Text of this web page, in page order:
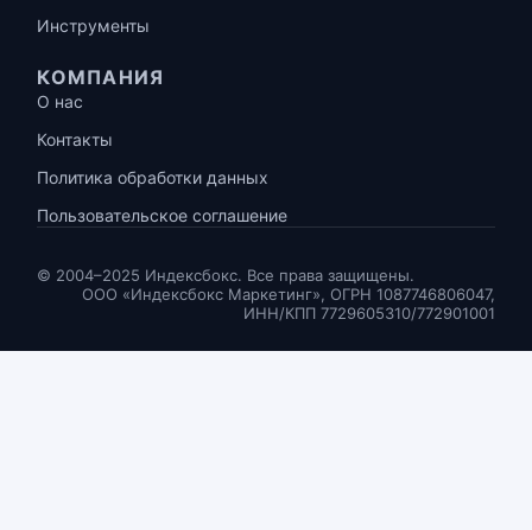
Инструменты
КОМПАНИЯ
О нас
Контакты
Политика обработки данных
Пользовательское соглашение
© 2004–2025 Индексбокс. Все права защищены.
ООО «Индексбокс Маркетинг», ОГРН 1087746806047,
ИНН/КПП 7729605310/772901001